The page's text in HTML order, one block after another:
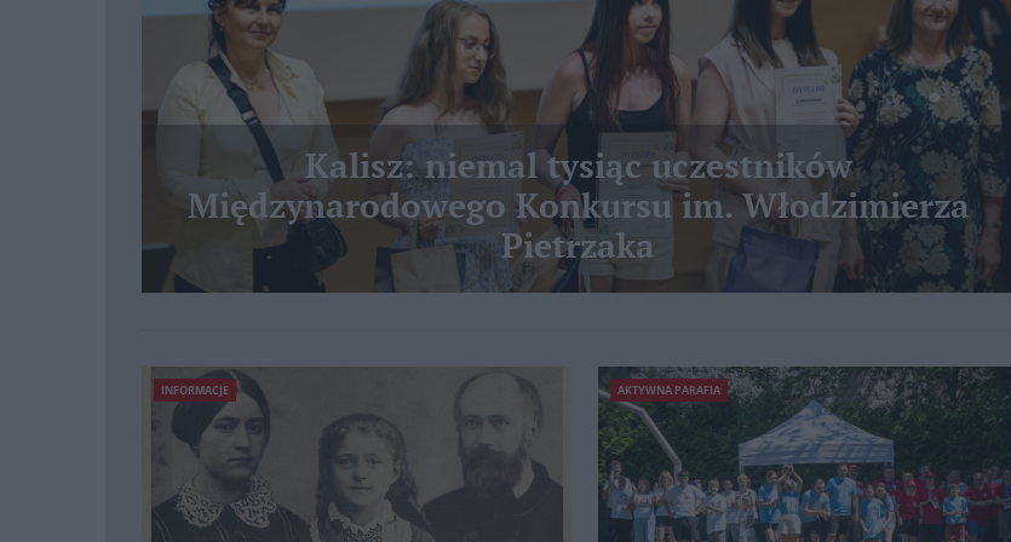
Kalisz: niemal tysiąc uczestników
Międzynarodowego Konkursu im. Włodzimierza
Pietrzaka
INFORMACJE AKTYWNA PARAFIA